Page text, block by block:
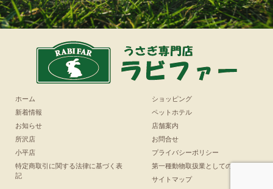
ホーム
新着情報
お知らせ
所沢店
小平店
特定商取引に関する法律に基づく表
記
ショッピング
ペットホテル
店舗案内
お問合せ
プライバシーポリシー
第一種動物取扱業としての表示
サイトマップ